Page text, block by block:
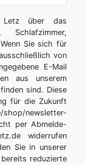
über das
Sie sich für
von
E-Mail
aus unserem
sind. Diese
für die Zukunft
newsletter-
per Abmelde-
widerrufen
Sie in unserer
reduzierte